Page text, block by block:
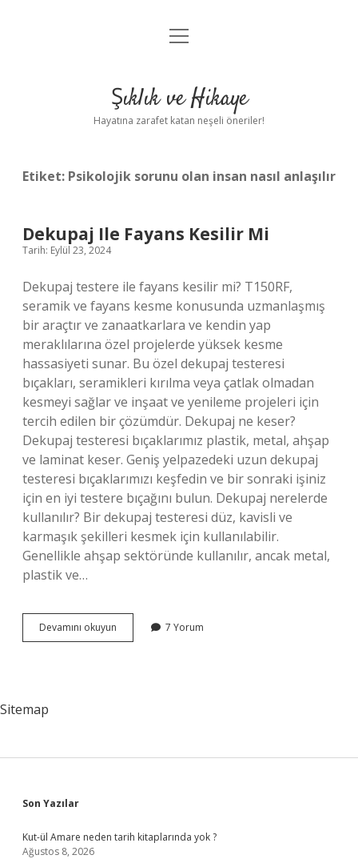
Anasayfa
Yasal Uyarı
menüyü
Şıklık ve Hikaye
Hayatına zarafet katan neşeli öneriler!
Etiket: Psikolojik sorunu olan insan nasıl anlaşılır
Dekupaj Ile Fayans Kesilir Mi
Tarih: Eylül 23, 2024
Dekupaj testere ile fayans kesilir mi? T150RF,
seramik ve fayans kesme konusunda uzmanlaşmış
bir araçtır ve zanaatkarlara ve kendin yap
meraklılarına özel projelerde yüksek kesme
hassasiyeti sunar. Bu özel dekupaj testeresi
bıçakları, seramikleri kırılma veya çatlak olmadan
kesmeyi sağlar ve inşaat ve yenileme projeleri için
tercih edilen bir çözümdür. Dekupaj ne keser?
Dekupaj testeresi bıçaklarımız plastik, metal, ahşap
ve laminat keser. Geniş yelpazedeki uzun dekupaj
testeresi bıçaklarımızı keşfedin ve bir sonraki işiniz
için en iyi testere bıçağını bulun. Dekupaj nerelerde
kullanılır? Bir dekupaj testeresi düz, kavisli ve
karmaşık şekilleri kesmek için kullanılabilir.
Genellikle ahşap sektöründe kullanılır, ancak metal,
plastik ve…
Devamını okuyun Dekupaj
Ile
7 Yorum
Sitemap
Sidebar
Son Yazılar
Kut-ül Amare neden tarih kitaplarında yok ?
Ağustos 8, 2026